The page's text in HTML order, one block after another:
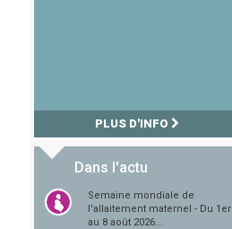
PLUS D'INFO
Dans l'actu
Semaine mondiale de
l'allaitement maternel - Du 1er
au 8 août 2026...